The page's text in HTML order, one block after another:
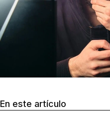
En este artículo